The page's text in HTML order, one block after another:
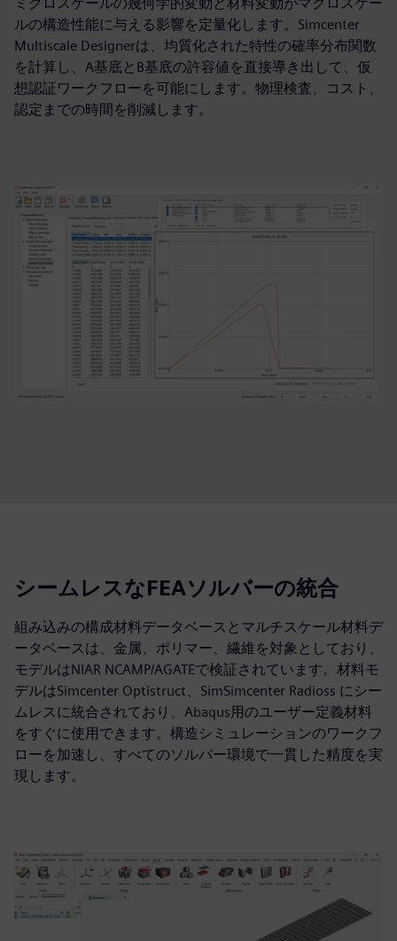
ルの構造性能に与える影響を定量化します。Simcenter
Multiscale Designerは、均質化された特性の確率分布関数
を計算し、A基底とB基底の許容値を直接導き出して、仮
想認証ワークフローを可能にします。物理検査、コスト、
認定までの時間を削減します。
シームレスなFEAソルバーの統合
組み込みの構成材料データベースとマルチスケール材料デ
ータベースは、金属、ポリマー、繊維を対象としており、
モデルはNIAR NCAMP/AGATEで検証されています。材料モ
デルはSimcenter Optistruct、SimSimcenter Radioss にシー
ムレスに統合されており、Abaqus用のユーザー定義材料
をすぐに使用できます。構造シミュレーションのワークフ
ローを加速し、すべてのソルバー環境で一貫した精度を実
現します。